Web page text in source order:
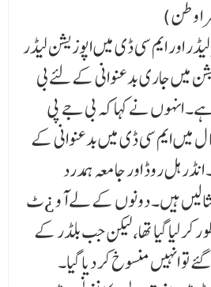
اور ایم سی ڈی میں اپوزیشن لیڈر
میں جاری بدعنوانی کے لئے بی
انہوں نے کہا کہ بی جے پی
ایم سی ڈی میں بدعنوانی کے
ہل روڈ اور جامعہ ہمدرد
ہیں۔ دونوں کے لے آو ¿ٹ
کر لیا گیا تھا، لیکن جب بلڈر کے
تو انہیں منسوخ کر دیا گیا۔